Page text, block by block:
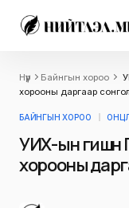
Нүүр Байнгын хороо
хорооны даргаар
БАЙНГЫН ХОРОО
УИХ-ын
хорооны